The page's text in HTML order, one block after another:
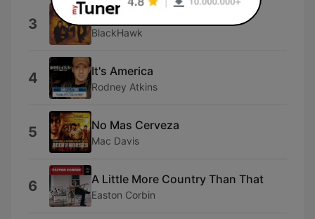
3 Every Once In a While
BlackHawk
4 It's America
Rodney Atkins
5 No Mas Cerveza
Mac Davis
6 A Little More Country Than That
Easton Corbin